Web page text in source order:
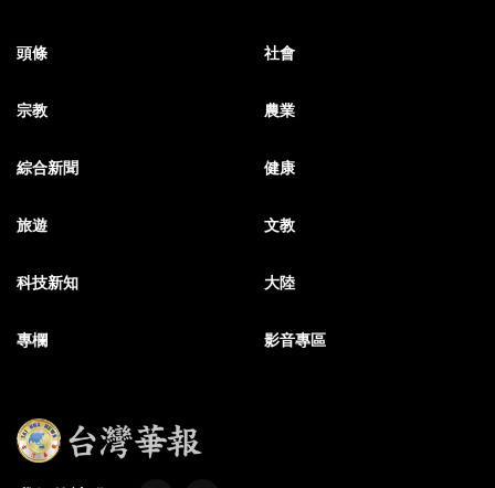
頭條 社會
宗教 農業
綜合新聞 健康
旅遊 文教
科技新知 大陸
專欄 影音專區